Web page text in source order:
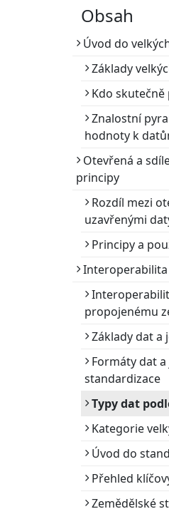
Obsah
Úvod do
Základy
Kdo skutečně
Znalostní
hodnoty k
Otevřená a
principy
Rozdíl mezi
uzavřenými
Principy a
Interoperabilita
propojenému
Základy dat a
Formáty dat a
standardizace
Typy dat
Kategorie
Úvod do
Přehled
Zemědělské